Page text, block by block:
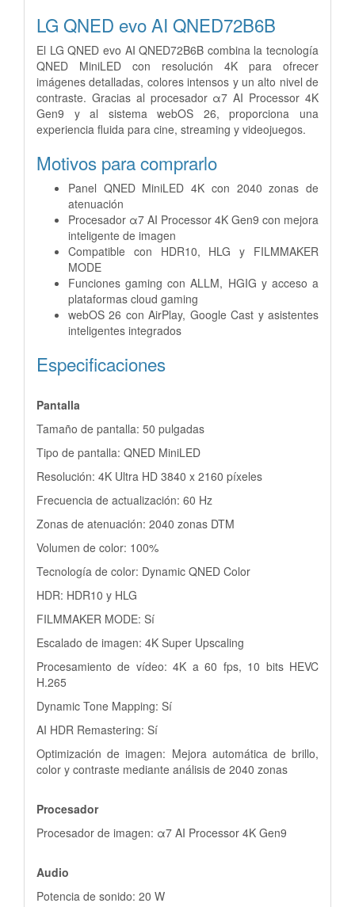
LG QNED evo AI QNED72B6B
El LG QNED evo AI QNED72B6B combina la tecnología
QNED MiniLED con resolución 4K para ofrecer
imágenes detalladas, colores intensos y un alto nivel de
contraste. Gracias al procesador α7 AI Processor 4K
Gen9 y al sistema webOS 26, proporciona una
experiencia fluida para cine, streaming y videojuegos.
Motivos para comprarlo
Panel QNED MiniLED 4K con 2040 zonas de
atenuación
Procesador α7 AI Processor 4K Gen9 con mejora
inteligente de imagen
Compatible con HDR10, HLG y FILMMAKER
MODE
Funciones gaming con ALLM, HGIG y acceso a
plataformas cloud gaming
webOS 26 con AirPlay, Google Cast y asistentes
inteligentes integrados
Especificaciones
Pantalla
Tamaño de pantalla: 50 pulgadas
Tipo de pantalla: QNED MiniLED
Resolución: 4K Ultra HD 3840 x 2160 píxeles
Frecuencia de actualización: 60 Hz
Zonas de atenuación: 2040 zonas DTM
Volumen de color: 100%
Tecnología de color: Dynamic QNED Color
HDR: HDR10 y HLG
FILMMAKER MODE: Sí
Escalado de imagen: 4K Super Upscaling
Procesamiento de vídeo: 4K a 60 fps, 10 bits HEVC
H.265
Dynamic Tone Mapping: Sí
AI HDR Remastering: Sí
Optimización de imagen: Mejora automática de brillo,
color y contraste mediante análisis de 2040 zonas
Procesador
Procesador de imagen: α7 AI Processor 4K Gen9
Audio
Potencia de sonido: 20 W